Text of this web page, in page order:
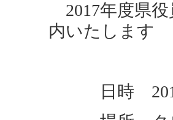
2017年度県
内いたします
日時